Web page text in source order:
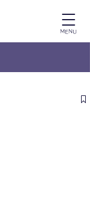
MENU